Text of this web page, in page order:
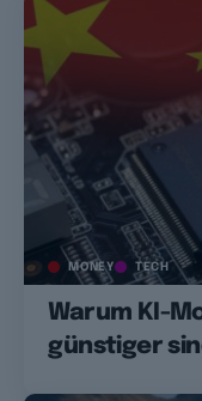
MONEY TECH
Warum KI-
günstiger